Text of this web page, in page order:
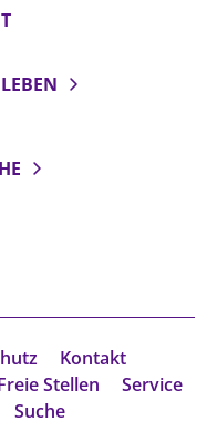
Kontakt
Stellen
Service
Suche